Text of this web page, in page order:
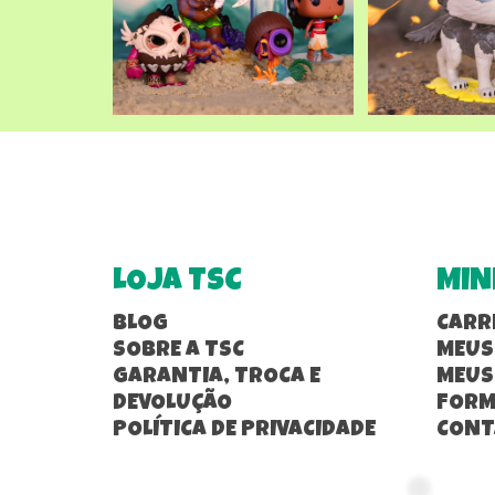
LOJA TSC
BLOG
SOBRE A TSC
GARANTIA, TROCA E
DEVOLUÇÃO
POLÍTICA DE PRIVACIDADE